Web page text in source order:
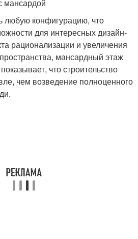
мансардой
любую конфигурацию, что
для интересных дизайн-
рационализации и увеличения
мансардный этаж
что строительство
чем возведение полноценного